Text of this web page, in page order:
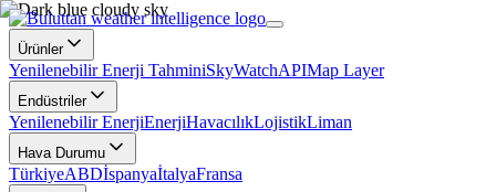
Ürünler
Yenilenebilir Enerji TahminiSkyWatchAPIMap Layer
Endüstriler
Yenilenebilir EnerjiEnerjiHavacılıkLojistikLiman
Hava Durumu
TürkiyeABDİspanyaİtalyaFransa